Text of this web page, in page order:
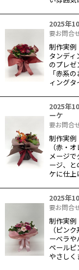
2025年
要お問合
制作実例
タンディ
のプレゼ
「赤系
ィング
2025年
ーケ
要お問合
制作実例
（赤・
メージ
ージ、と
ケに仕
2025年
要お問合
制作実例
（ピン
ーベラ
ペールピ
やさし